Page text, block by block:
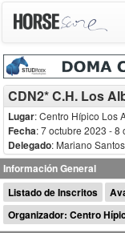
CDN2* C.H. Los
Lugar: Centro Hípico Los
Fecha: 7 octubre 2023 - 8
Delegado: Mariano
Información General
Listado de Inscritos
Organizador: Centro